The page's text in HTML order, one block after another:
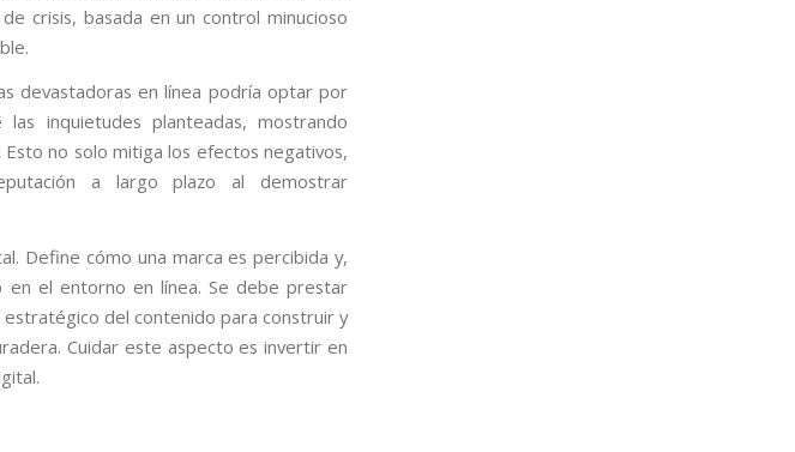
crisis, basada en un control minucioso
devastadoras en línea podría optar por
inquietudes planteadas, mostrando
no solo mitiga los efectos negativos,
a largo plazo al demostrar
Define cómo una marca es percibida y,
en el entorno en línea. Se debe prestar
del contenido para construir y
Cuidar este aspecto es invertir en